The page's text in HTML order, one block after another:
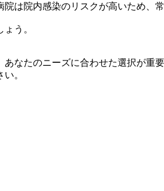
は院内感染のリスクが高いため、
う。
なたのニーズに合わせた選択が重要
。